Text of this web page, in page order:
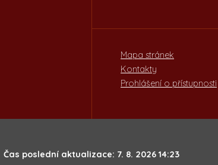
Mapa stránek
Kontakty
Prohlášení o přístupnosti
Čas poslední aktualizace: 7. 8. 2026 14:23